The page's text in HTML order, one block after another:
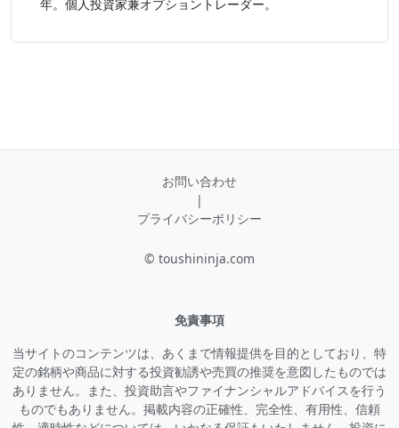
年。個人投資家兼オプショントレーダー。
お問い合わせ
|
プライバシーポリシー
© toushininja.com
免責事項
当サイトのコンテンツは、あくまで情報提供を目的としており、特
定の銘柄や商品に対する投資勧誘や売買の推奨を意図したものでは
ありません。また、投資助言やファイナンシャルアドバイスを行う
ものでもありません。掲載内容の正確性、完全性、有用性、信頼